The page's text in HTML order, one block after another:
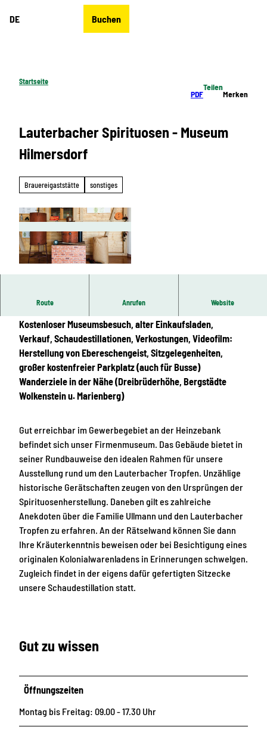
DE Buchen
Startseite
PDF
Teilen
Merken
Lauterbacher Spirituosen - Museum
Hilmersdorf
Brauereigaststätte sonstiges
Route Anrufen Website
Kostenloser Museumsbesuch, alter Einkaufsladen,
Verkauf, Schaudestillationen, Verkostungen, Videofilm:
Herstellung von Ebereschengeist, Sitzgelegenheiten,
großer kostenfreier Parkplatz (auch für Busse)
Wanderziele in der Nähe (Dreibrüderhöhe, Bergstädte
Wolkenstein u. Marienberg)
Gut erreichbar im Gewerbegebiet an der Heinzebank
befindet sich unser Firmenmuseum. Das Gebäude bietet in
seiner Rundbauweise den idealen Rahmen für unsere
Ausstellung rund um den Lauterbacher Tropfen. Unzählige
historische Gerätschaften zeugen von den Ursprüngen der
Spirituosenherstellung. Daneben gilt es zahlreiche
Anekdoten über die Familie Ullmann und den Lauterbacher
Tropfen zu erfahren. An der Rätselwand können Sie dann
Ihre Kräuterkenntnis beweisen oder bei Besichtigung eines
originalen Kolonialwarenladens in Erinnerungen schwelgen.
Zugleich findet in der eigens dafür gefertigten Sitzecke
unsere Schaudestillation statt.
Gut zu wissen
Öffnungszeiten
Montag bis Freitag: 09.00 - 17.30 Uhr